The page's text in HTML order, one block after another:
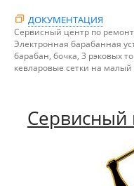
ДОКУМЕНТАЦИЯ
Сервисный центр по
Электронная барабанная
барабан, бочка, 3 рэковых
кевларовые сетки на
Сервисный